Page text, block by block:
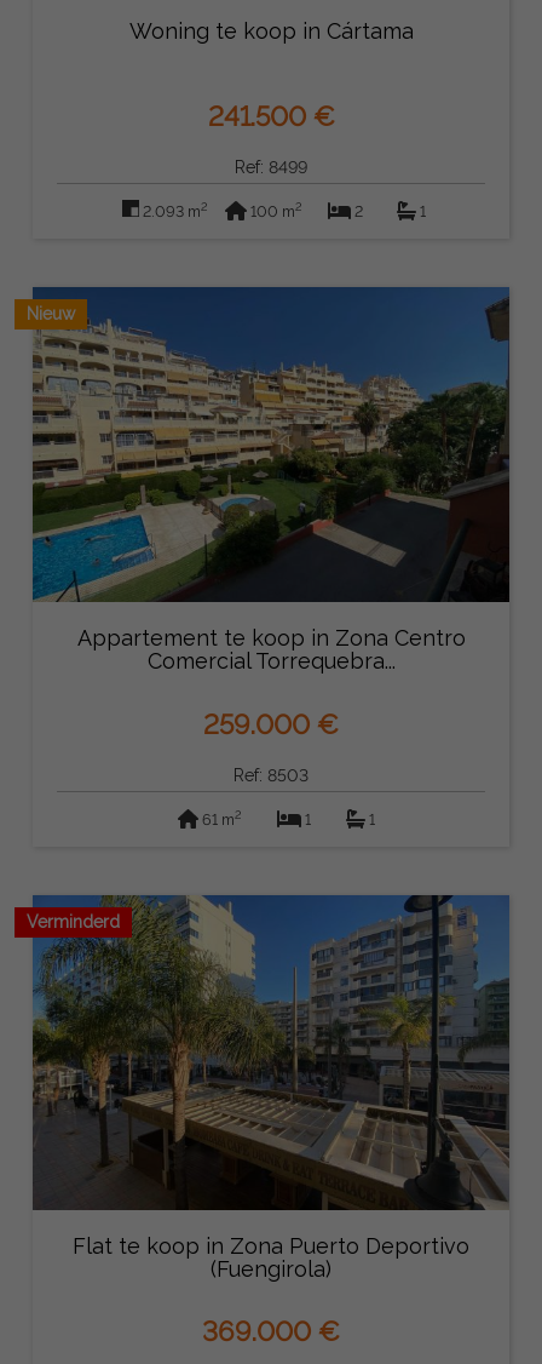
Woning te koop in Cártama
241.500 €
Ref: 8499
2.093 m2 100 m2 2 1
Nieuw
Appartement te koop in Zona Centro
Comercial Torrequebra...
259.000 €
Ref: 8503
61 m2 1 1
Verminderd
Flat te koop in Zona Puerto Deportivo
(Fuengirola)
369.000 €